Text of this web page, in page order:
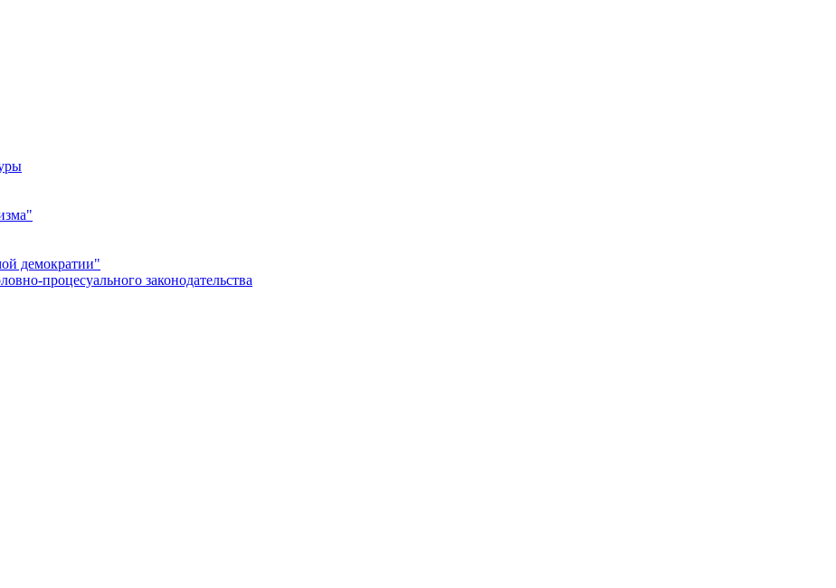
демократии"
процесуального законодательства